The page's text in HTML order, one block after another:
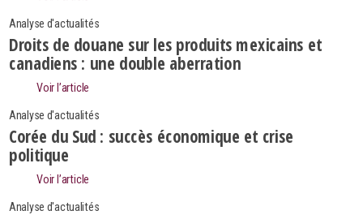
Analyse d'actualités
Droits de douane sur les produits mexicains et
canadiens : une double aberration
Voir l’article
Analyse d'actualités
Corée du Sud : succès économique et crise
politique
Voir l’article
Analyse d'actualités
Search